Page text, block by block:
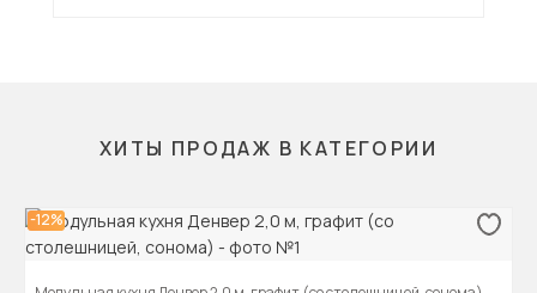
ХИТЫ ПРОДАЖ В КАТЕГОРИИ
-12%